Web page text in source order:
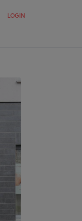
LOGIN